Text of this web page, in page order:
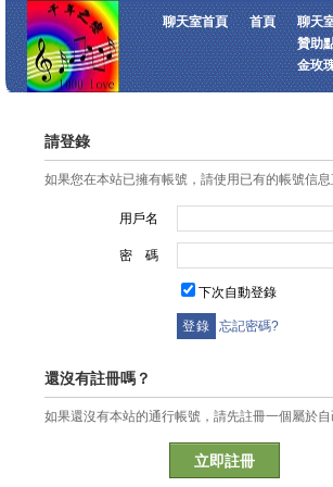
聊天室首頁 首頁
聊天
贊助
金玫
請登錄
如果您在本站已擁有帳號，請使用已有的帳號信
用戶名
密 碼
下次自動登錄
忘記密碼?
還沒有註冊嗎？
如果還沒有本站的通行帳號，請先註冊一個屬於自
立即註冊